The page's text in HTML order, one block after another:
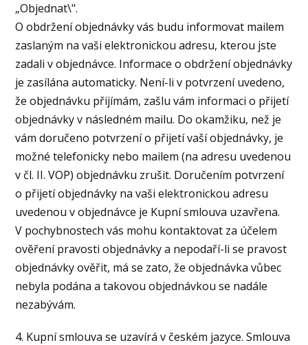
„Objednat\".
O obdržení objednávky vás budu informovat mailem
zaslaným na vaši elektronickou adresu, kterou jste
zadali v objednávce. Informace o obdržení objednávky
je zasílána automaticky. Není-li v potvrzení uvedeno,
že objednávku přijímám, zašlu vám informaci o přijetí
objednávky v následném mailu. Do okamžiku, než je
vám doručeno potvrzení o přijetí vaší objednávky, je
možné telefonicky nebo mailem (na adresu uvedenou
v čl. II. VOP) objednávku zrušit. Doručením potvrzení
o přijetí objednávky na vaši elektronickou adresu
uvedenou v objednávce je Kupní smlouva uzavřena.
V pochybnostech vás mohu kontaktovat za účelem
ověření pravosti objednávky a nepodaří-li se pravost
objednávky ověřit, má se zato, že objednávka vůbec
nebyla podána a takovou objednávkou se nadále
nezabývám.
4. Kupní smlouva se uzavírá v českém jazyce. Smlouva